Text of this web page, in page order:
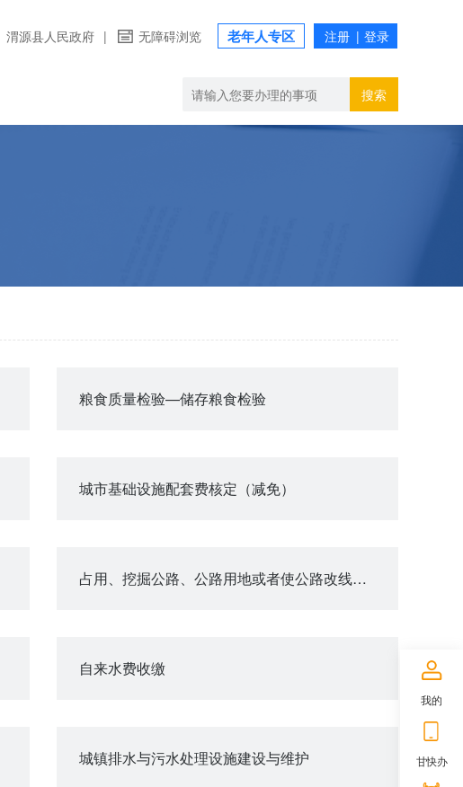
渭源县人民政府 | 无障碍浏览 老年人专区
搜索
粮食质量检验—储存粮食检验
城市基础设施配套费核定（减免）
占用、挖掘公路、公路用地或者使公路改线审批
自来水费收缴
城镇排水与污水处理设施建设与维护
我的
甘快办